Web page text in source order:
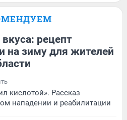
рецепт
на зиму для жителей
кислотой». Рассказ
нападении и реабилитации